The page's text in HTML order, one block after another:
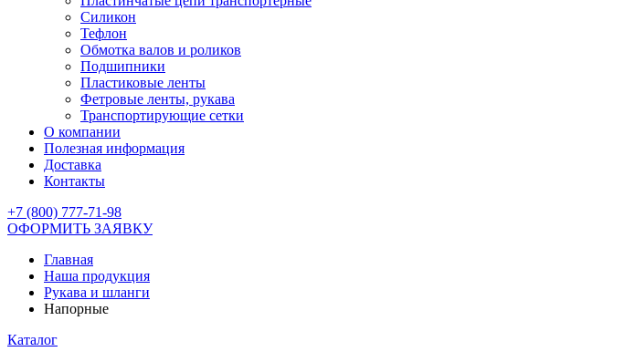
Силикон
Тефлон
Обмотка валов и роликов
Подшипники
Пластиковые ленты
Фетровые ленты, рукава
Транспортирующие сетки
О компании
Полезная информация
Доставка
Контакты
+7 (800) 777-71-98
ОФОРМИТЬ ЗАЯВКУ
Главная
Наша продукция
Рукава и шланги
Напорные
Каталог